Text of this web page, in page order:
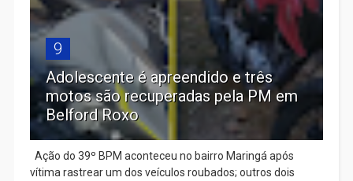
9
Adolescente é apreendido e três
motos são recuperadas pela PM em
Belford Roxo
Ação do 39º BPM aconteceu no bairro Maringá após
vítima rastrear um dos veículos roubados; outros dois